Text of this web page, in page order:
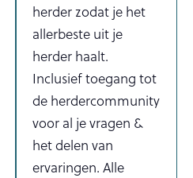
herder zodat je het
allerbeste uit je
herder haalt.
Inclusief toegang tot
de herdercommunity
voor al je vragen &
het delen van
ervaringen. Alle